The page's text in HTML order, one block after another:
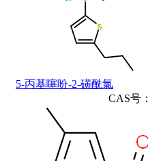
5-丙基噻吩-2-磺酰氯
CAS号：